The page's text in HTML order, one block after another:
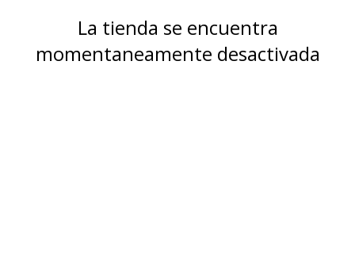
La tienda se encuentra
momentaneamente desactivada